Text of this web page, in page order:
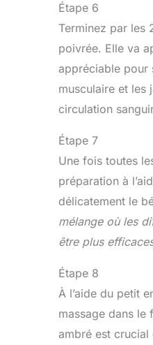
Étape 6
Terminez par les
poivrée. Elle va
appréciable pour
musculaire et les
circulation
Étape 7
Une fois toutes
préparation à
délicatement le
mélange où les
être plus
Étape 8
À l’aide du petit
massage dans le
ambré est